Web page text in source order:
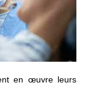
en œuvre leurs